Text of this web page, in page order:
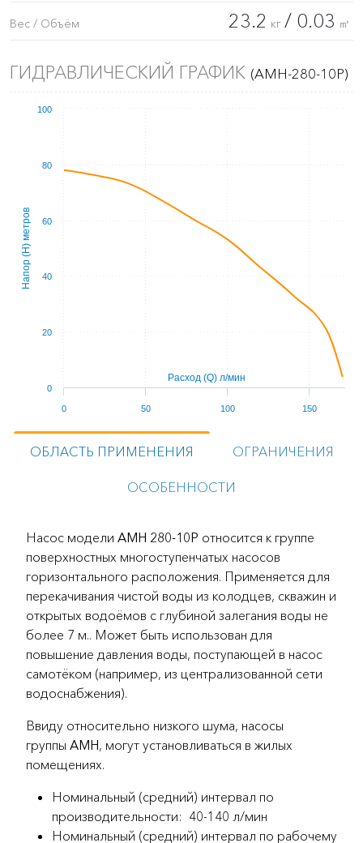
Вес / Объём 23.2 кг / 0.03 ㎥
ГИДРАВЛИЧЕСКИЙ ГРАФИК (AMH-280-10P)
Расход (Q) л/мин
Напор (Н) метров
0 50 100 150
0
20
40
60
80
100
ОБЛАСТЬ ПРИМЕНЕНИЯ ОГРАНИЧЕНИЯ
ОСОБЕННОСТИ
Насос модели AMH 280-10P относится к группе
поверхностных многоступенчатых насосов
горизонтального расположения. Применяется для
перекачивания чистой воды из колодцев, скважин и
открытых водоёмов с глубиной залегания воды не
более 7 м.. Может быть использован для
повышение давления воды, поступающей в насос
самотёком (например, из централизованной сети
водоснабжения).
Ввиду относительно низкого шума, насосы
группы AMH, могут установливаться в жилых
помещениях.
Номинальный (средний) интервал по
производительности: 40-140 л/мин
Номинальный (средний) интервал по рабочему